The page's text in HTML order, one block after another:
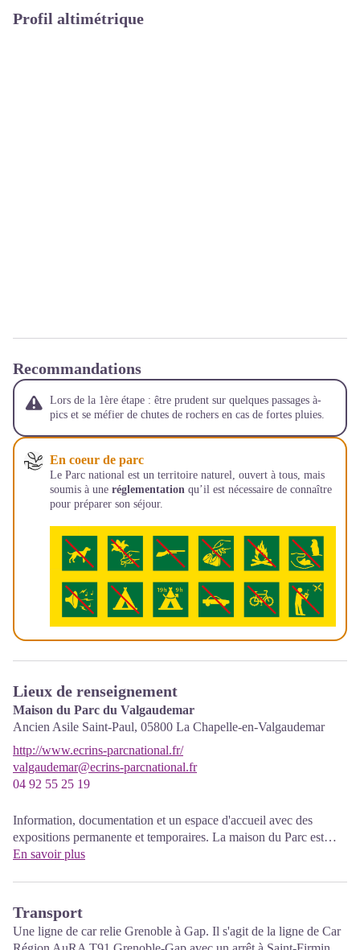
Profil altimétrique
Recommandations
Lors de la 1ère étape : être prudent sur quelques passages à-
pics et se méfier de chutes de rochers en cas de fortes pluies.
En coeur de parc
Le Parc national est un territoire naturel, ouvert à tous, mais
soumis à une réglementation qu’il est nécessaire de connaître
pour préparer son séjour.
Lieux de renseignement
Maison du Parc du Valgaudemar
Ancien Asile Saint-Paul, 05800 La Chapelle-en-Valgaudemar
http://www.ecrins-parcnational.fr/
valgaudemar@ecrins-parcnational.fr
04 92 55 25 19
Information, documentation et un espace d'accueil avec des
expositions permanente et temporaires. La maison du Parc est
labellisée «Tourisme et handicap». Entrée libre. Toutes les
En savoir plus
Transport
Une ligne de car relie Grenoble à Gap. Il s'agit de la ligne de Car